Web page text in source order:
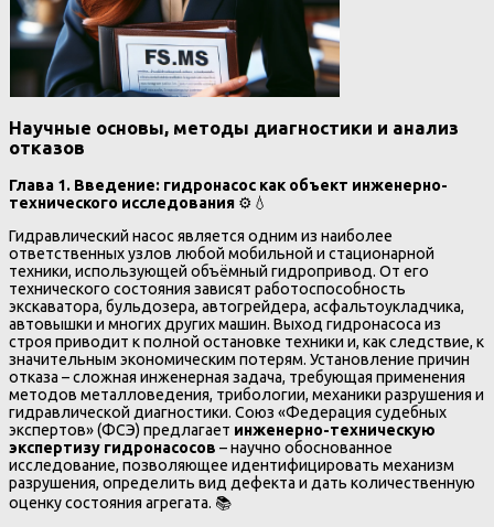
Научные основы, методы диагностики и анализ
отказов
Глава 1. Введение: гидронасос как объект инженерно-
технического исследования ⚙️💧
Гидравлический насос является одним из наиболее
ответственных узлов любой мобильной и стационарной
техники, использующей объёмный гидропривод. От его
технического состояния зависят работоспособность
экскаватора, бульдозера, автогрейдера, асфальтоукладчика,
автовышки и многих других машин. Выход гидронасоса из
строя приводит к полной остановке техники и, как следствие, к
значительным экономическим потерям. Установление причин
отказа – сложная инженерная задача, требующая применения
методов металловедения, трибологии, механики разрушения и
гидравлической диагностики. Союз «Федерация судебных
экспертов» (ФСЭ) предлагает инженерно-техническую
экспертизу гидронасосов – научно обоснованное
исследование, позволяющее идентифицировать механизм
разрушения, определить вид дефекта и дать количественную
оценку состояния агрегата. 📚